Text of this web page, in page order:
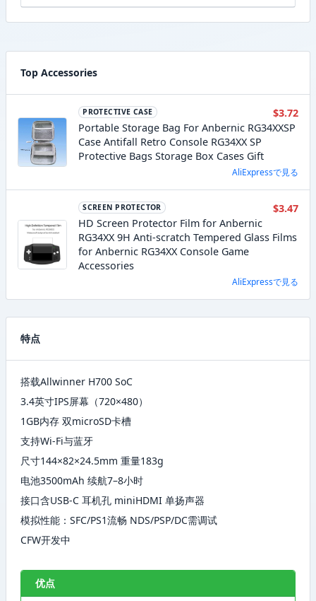
Top Accessories
PROTECTIVE CASE
$3.72
Portable Storage Bag For Anbernic RG34XXSP
Case Antifall Retro Console RG34XX SP
Protective Bags Storage Box Cases Gift
AliExpressで見る
SCREEN PROTECTOR
$3.47
HD Screen Protector Film for Anbernic
RG34XX 9H Anti-scratch Tempered Glass Films
for Anbernic RG34XX Console Game
Accessories
AliExpressで見る
特点
搭载Allwinner H700 SoC
3.4英寸IPS屏幕（720×480）
1GB内存 双microSD卡槽
支持Wi-Fi与蓝牙
尺寸144×82×24.5mm 重量183g
电池3500mAh 续航7–8小时
接口含USB-C 耳机孔 miniHDMI 单扬声器
模拟性能：SFC/PS1流畅 NDS/PSP/DC需调试
CFW开发中
优点